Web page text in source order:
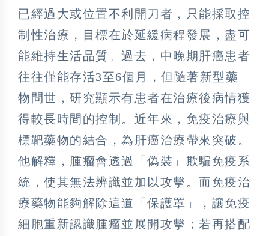
已經過大或位置不利開刀者，只能採取控
制性治療，目標在於延緩病程發展，盡可
能維持生活品質。過去，中晚期肝癌患者
往往僅能存活3至6個月，但隨著新型藥
物問世，研究顯示有患者在治療後病情獲
得較長時間的控制。近年來，免疫治療與
標靶藥物的結合，為肝癌治療帶來突破。
他解釋，腫瘤會透過「偽裝」欺騙免疫系
統，使其無法辨識並加以攻擊。而免疫治
療藥物能夠解除這道「保護罩」，讓免疫
細胞重新認識腫瘤並展開攻擊；若再搭配